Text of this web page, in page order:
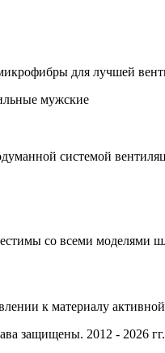
для лучшей
мужские
системой
со всеми моделями
к материалу
защищены. 2012 - 2026 гг.